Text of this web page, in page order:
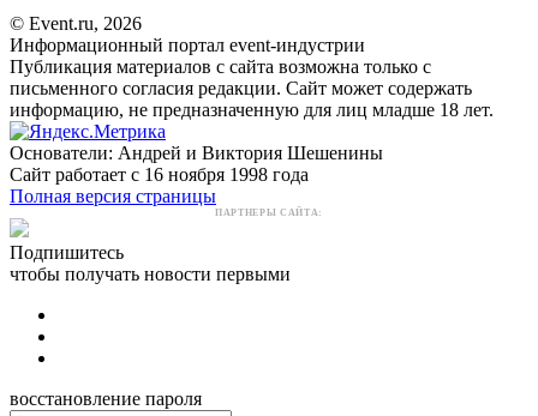
© Event.ru, 2026
Информационный портал event-индустрии
Публикация материалов с сайта возможна только с
письменного согласия редакции. Сайт может содержать
информацию, не предназначенную для лиц младше 18 лет.
Основатели: Андрей и Виктория Шешенины
Сайт работает с 16 ноября 1998 года
Полная версия страницы
ПАРТНЕРЫ САЙТА:
Подпишитесь
чтобы получать новости первыми
восстановление пароля